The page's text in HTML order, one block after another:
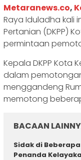
Metaranews.co,
Raya Iduladha kali
Pertanian (DKPP)
permintaan
Kepala DKPP Kota
dalam
menggandeng
memotong
BACAAN
Sidak di
Penanda